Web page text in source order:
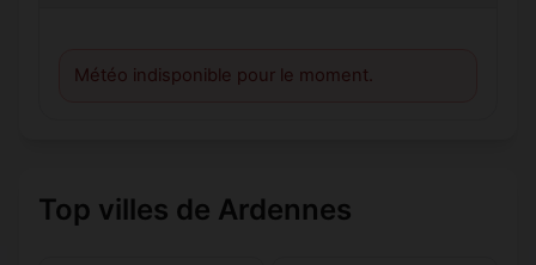
Météo indisponible pour le moment.
Top villes de Ardennes